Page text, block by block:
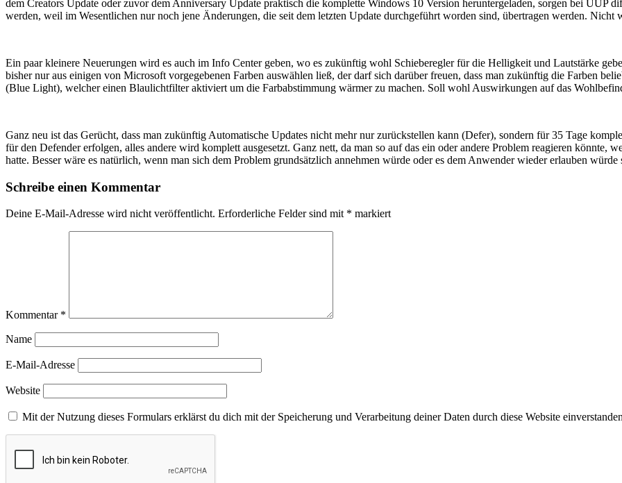
dem Creators Update oder zuvor dem Anniversary Update praktisch die komplette Windows 10 Version heruntergeladen, sorgen bei UUP
werden, weil im Wesentlichen nur noch jene Änderungen, die seit dem letzten Update durchgeführt worden sind, übertragen werden. Nicht
Ein paar kleinere Neuerungen wird es auch im Info Center geben, wo es zukünftig wohl Schieberegler für die Helligkeit und Lautstärke
bisher nur aus einigen von Microsoft vorgegebenen Farben auswählen ließ, der darf sich darüber freuen, dass man zukünftig die Farben
(Blue Light), welcher einen Blaulichtfilter aktiviert um die Farbabstimmung wärmer zu machen. Soll wohl Auswirkungen auf das
Ganz neu ist das Gerücht, dass man zukünftig Automatische Updates nicht mehr nur zurückstellen kann (Defer), sondern für 35 Tage
für den Defender erfolgen, alles andere wird komplett ausgesetzt. Ganz nett, da man so auf das ein oder andere Problem reagieren könnte,
hatte. Besser wäre es natürlich, wenn man sich dem Problem grundsätzlich annehmen würde oder es dem Anwender wieder erlauben
Schreibe einen Kommentar
Deine E-Mail-Adresse wird nicht veröffentlicht. Erforderliche Felder sind mit * markiert
Kommentar *
Name
E-Mail-Adresse
Website
Mit der Nutzung dieses Formulars erklärst du dich mit der Speicherung und Verarbeitung deiner Daten durch diese Website